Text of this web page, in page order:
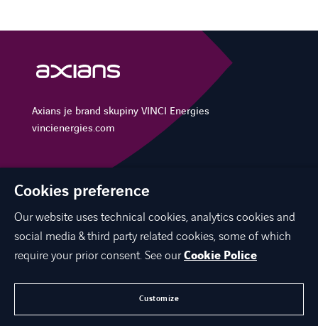
Axians je brand skupiny VINCI Energies
vincienergies.com
NAŠE ŘEŠENÍ
KARIÉRA
KONTAKTUJTE NÁS
Cookies preference
Our website uses technical cookies, analytics cookies and
social media & third party related cookies, some of which
require your prior consent. See ourCookie Police
Customize